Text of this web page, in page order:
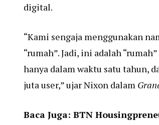
digital.
“Kami sengaja menggunakan
“rumah”. Jadi, ini adalah
hanya dalam waktu satu tahun,
juta user,” ujar Nixon dalam
Baca Juga: BTN